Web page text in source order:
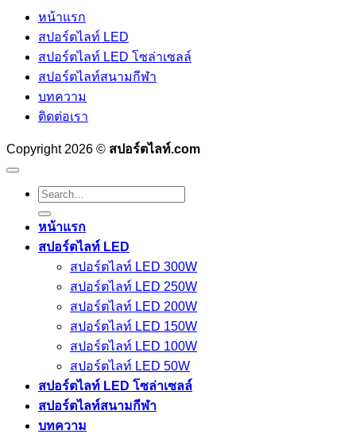
หน้าแรก
สปอร์ตไลท์ LED
สปอร์ตไลท์ LED โซล่าเซลล์
สปอร์ตไลท์สนามกีฬา
บทความ
ติดต่อเรา
Copyright 2026 © สปอร์ตไลท์.com
Search
for:
หน้าแรก
สปอร์ตไลท์ LED
สปอร์ตไลท์ LED 300W
สปอร์ตไลท์ LED 250W
สปอร์ตไลท์ LED 200W
สปอร์ตไลท์ LED 150W
สปอร์ตไลท์ LED 100W
สปอร์ตไลท์ LED 50W
สปอร์ตไลท์ LED โซล่าเซลล์
สปอร์ตไลท์สนามกีฬา
บทความ